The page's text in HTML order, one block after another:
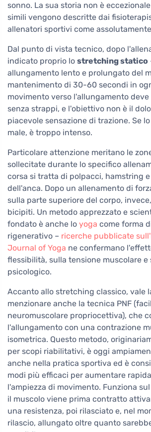
sonno. La sua storia non è
simili vengono descritte dai
allenatori sportivi come
Dal punto di vista tecnico, dopo
indicato proprio lo stretching statico
allungamento lento e prolungato del
mantenimento di 30-60 secondi in
movimento verso l'allungamento
senza strappi, e l'obiettivo non è il
piacevole sensazione di trazione. Se
male, è troppo intenso.
Particolare attenzione meritano le
sollecitate durante lo specifico
corsa si tratta di polpacci, hamstring
dell'anca. Dopo un allenamento di
sulla parte superiore del corpo,
bicipiti. Un metodo apprezzato e
fondato è anche lo yoga come forma
rigenerativo – ricerche pubblicate
Journal of Yoga ne confermano
flessibilità, sulla tensione muscolare e
psicologico.
Accanto allo stretching classico, vale
menzionare anche la tecnica PNF
neuromuscolare propriocettiva), che
l'allungamento con una contrazione
isometrica. Questo metodo,
per scopi riabilitativi, è oggi
anche nella pratica sportiva ed è
modi più efficaci per aumentare
l'ampiezza di movimento. Funziona
il muscolo viene prima contratto
una resistenza, poi rilasciato e, nel
rilascio, allungato oltre quanto